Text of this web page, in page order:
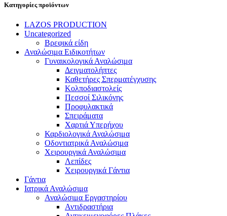
Κατηγορίες προϊόντων
LAZOS PRODUCTION
Uncategorized
Βρεφικά είδη
Αναλώσιμα Ειδικοτήτων
Γυναικολογικά Αναλώσιμα
Δειγματολήπτες
Καθετήρες Σπερματέγχυσης
Κολποδιαστολείς
Πεσσοί Σιλικόνης
Προφυλακτικά
Σπειράματα
Χαρτιά Υπερήχου
Καρδιολογικά Αναλώσιμα
Οδοντιατρικά Αναλώσιμα
Χειρουργικά Αναλώσιμα
Λεπίδες
Χειρουργικά Γάντια
Γάντια
Ιατρικά Αναλώσιμα
Αναλώσιμα Εργαστηρίου
Αντιδραστήρια